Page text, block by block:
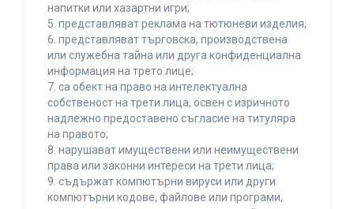
напитки или хазартни игри;
5. представляват реклама на тютюневи изделия;
6. представляват търговска, производствена
или служебна тайна или друга конфиденциална
информация на трето лице;
7. са обект на право на интелектуална
собственост на трети лица, освен с изричното
надлежно предоставено съгласие на титуляра
на правото;
8. нарушават имуществени или неимуществени
права или законни интереси на трети лица;
9. съдържат компютърни вируси или други
компютърни кодове, файлове или програми,